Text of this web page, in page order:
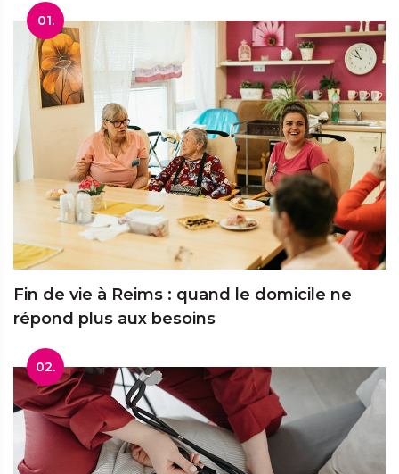
01.
Fin de vie à Reims : quand le domicile ne
répond plus aux besoins
02.